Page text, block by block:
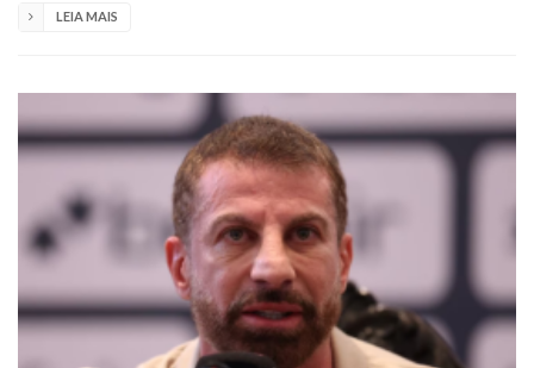
LEIA MAIS